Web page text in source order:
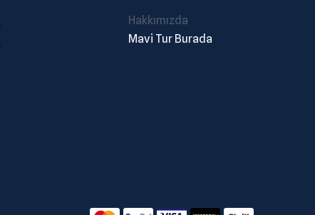
Hakkımızda
Mavi Tur Burada